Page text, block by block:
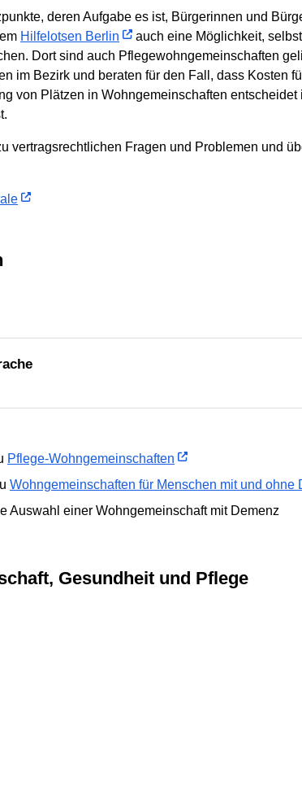
deren Aufgabe es ist, Bürgerinnen und
Hilfelotsen Berlin
auch eine Möglichkeit,
Dort sind auch Pflegewohngemeinschaften
im Bezirk und beraten für den Fall, dass Kosten
von Plätzen in Wohngemeinschaften
vertragsrechtlichen Fragen und Problemen und
Pflege-Wohngemeinschaften
Wohngemeinschaften für Menschen mit und ohne
Auswahl einer Wohngemeinschaft mit Demenz
Gesundheit und Pflege